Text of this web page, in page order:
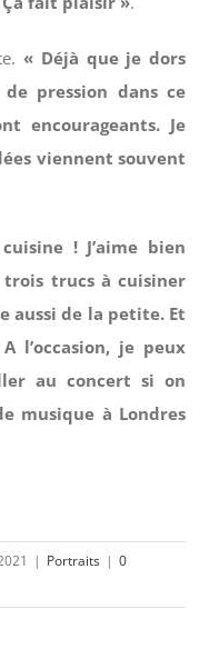
« Déjà que je dors
pression dans ce
encourageants. Je
viennent souvent
! J’aime bien
trucs à cuisiner
aussi de la petite. Et
l’occasion, je peux
au concert si on
musique à Londres
| Portraits | 0